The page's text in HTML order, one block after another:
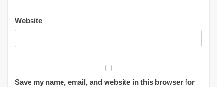
Website
Save my name, email, and website in this browser for